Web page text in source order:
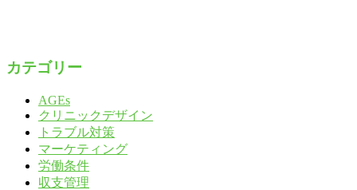
カテゴリー
AGEs
クリニックデザイン
トラブル対策
マーケティング
労働条件
収支管理